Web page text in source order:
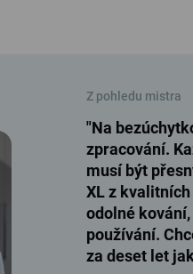
Z pohledu mistra
"Na
zpracování.
musí být
XL z
odolné
používání.
za deset let